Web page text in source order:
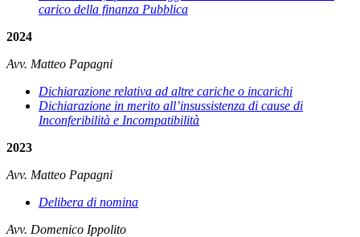
carico della finanza Pubblica
2024
Avv. Matteo Papagni
Dichiarazione relativa ad altre cariche o incarichi
Dichiarazione in merito all’insussistenza di cause di
Inconferibilità e Incompatibilità
2023
Avv. Matteo Papagni
Delibera di nomina
Avv. Domenico Ippolito